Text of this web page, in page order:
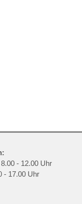
- 12.00 Uhr
- 17.00 Uhr